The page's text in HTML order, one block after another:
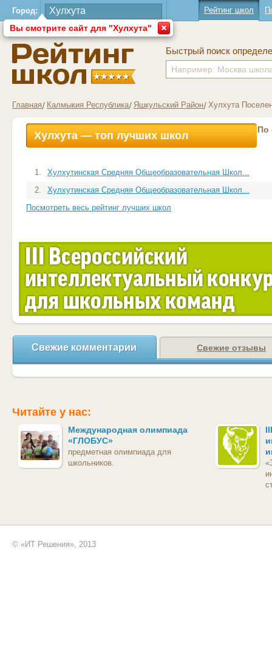
Город:
Вы смотрите сайт для "Хулхута"
Рейтинг школ
Быстрый поиск
Главная Калмыкия Республика Яшкульский Район Хулхута
Хулхута — топ лучших школ По
1.
Хулхутинская Средняя Общеобразовательная Школ...
2.
Хулхутинская Средняя Общеобразовательная Школ...
Посмотреть весь рейтинг лучших школ
Свежие комментарии Свежие отзывы
Читайте у нас:
Международная олимпиада
«ГЛОБУС»
предметная олимпиада для
школьников.
© «ИТ Решения», 2013